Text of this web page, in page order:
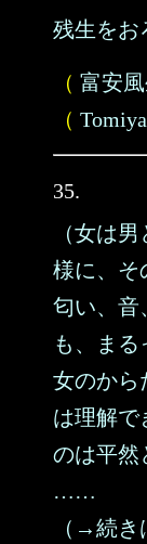
残生をお
（ 富安
（
35.
（女は
様に、そ
匂い、音
も、まる
女のから
は理解で
のは平然
……
（→続き